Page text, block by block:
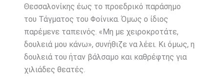
Θεσσαλονίκης έως το προεδρικό παράσημο
του Τάγματος του Φοίνικα. Όμως ο ίδιος
παρέμενε ταπεινός. «Μη με χειροκροτάτε,
δουλειά μου κάνω», συνήθιζε να λέει. Κι όμως, η
δουλειά του ήταν βάλσαμο και καθρέφτης για
χιλιάδες θεατές.